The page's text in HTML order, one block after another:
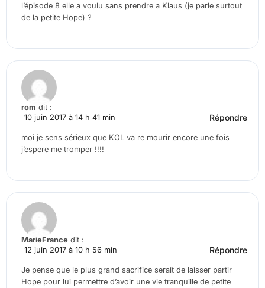
l’épisode 8 elle a voulu sans prendre a Klaus (je parle surtout
de la petite Hope) ?
rom dit :
10 juin 2017 à 14 h 41 min
moi je sens sérieux que KOL va re mourir encore une fois
j’espere me tromper !!!!
Répondre
MarieFrance dit :
12 juin 2017 à 10 h 56 min
Je pense que le plus grand sacrifice serait de laisser partir
Hope pour lui permettre d’avoir une vie tranquille de petite
Répondre